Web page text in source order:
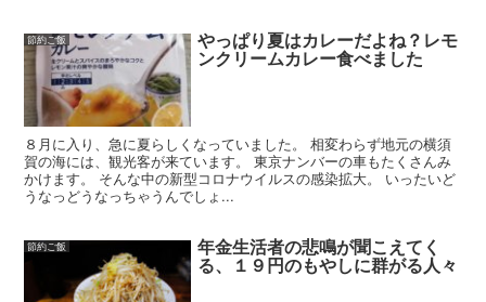
節約ご飯 やっぱり夏はカレーだよね？レモ
ンクリームカレー食べました
８月に入り、急に夏らしくなっていました。 相変わらず地元の横須
賀の海には、観光客が来ています。 東京ナンバーの車もたくさんみ
かけます。 そんな中の新型コロナウイルスの感染拡大。 いったいど
うなっどうなっちゃうんでしょ...
節約ご飯 年金生活者の悲鳴が聞こえてく
る、１９円のもやしに群がる人々